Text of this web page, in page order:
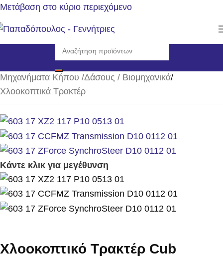
Μετάβαση στο κύριο περιεχόμενο
Αρχική σελίδα/
Μηχανήματα Κήπου /Δάσους / Βιομηχανικά/
Χλοοκοπτικά Τρακτέρ
Κάντε κλικ για μεγέθυνση
Χλοοκοπτικό Τρακτέρ Cub